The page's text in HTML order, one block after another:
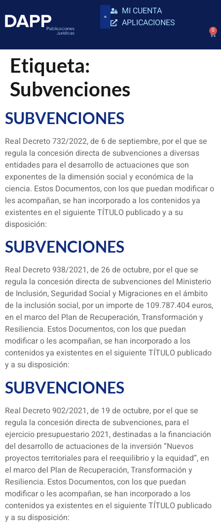
MI CUENTA
APLICACIONES
0
Etiqueta:
Subvenciones
SUBVENCIONES
Real Decreto 732/2022, de 6 de septiembre, por el que se
regula la concesión directa de subvenciones a diversas
entidades para el desarrollo de actuaciones que son
exponentes de la dimensión social y económica de la
ciencia. Estos Documentos, con los que puedan modificar o
les acompañan, se han incorporado a los contenidos ya
existentes en el siguiente TÍTULO publicado y a su
disposición:
SUBVENCIONES
Real Decreto 938/2021, de 26 de octubre, por el que se
regula la concesión directa de subvenciones del Ministerio
de Inclusión, Seguridad Social y Migraciones en el ámbito
de la inclusión social, por un importe de 109.787.404 euros,
en el marco del Plan de Recuperación, Transformación y
Resiliencia. Estos Documentos, con los que puedan
modificar o les acompañan, se han incorporado a los
contenidos ya existentes en el siguiente TÍTULO publicado
y a su disposición:
SUBVENCIONES
Real Decreto 902/2021, de 19 de octubre, por el que se
regula la concesión directa de subvenciones, para el
ejercicio presupuestario 2021, destinadas a la financiación
del desarrollo de actuaciones de la inversión “Nuevos
proyectos territoriales para el reequilibrio y la equidad”, en
el marco del Plan de Recuperación, Transformación y
Resiliencia. Estos Documentos, con los que puedan
modificar o les acompañan, se han incorporado a los
contenidos ya existentes en el siguiente TÍTULO publicado
y a su disposición: